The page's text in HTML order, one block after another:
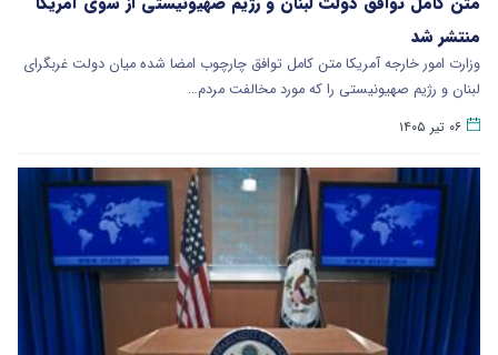
منتشر شد
وزارت امور خارجه آمریکا متن کامل توافق چارچوب امضا شده میان دولت غربگرای
لبنان و رژیم صهیونیستی را که مورد مخالفت مردم…
۰۶ تیر ۱۴۰۵